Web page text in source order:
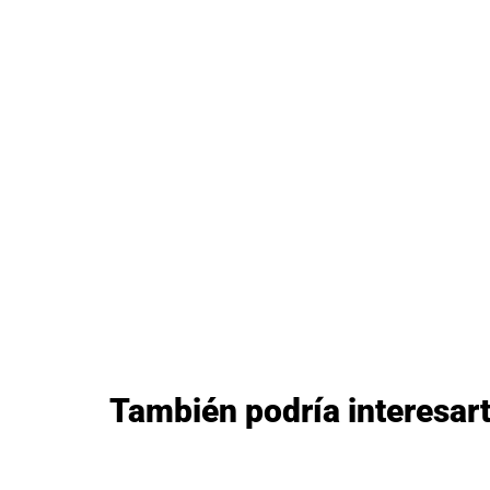
También podría